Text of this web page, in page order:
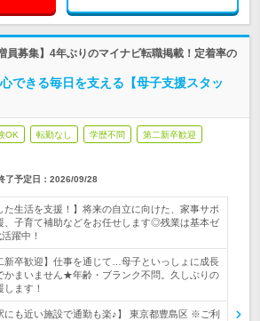
員募集】4年ぶりのマイナビ転職掲載！定着率の
できる毎日を支える【母子支援スタッ
OK 転勤なし 学歴不問 第二新卒歓迎
了予定日： 2026/09/28
た生活を支援！】将来の自立に向けた、家事サポ
、子育て補助などをお任せします◎残業は基本ゼ
躍中！
新卒歓迎】仕事を通じて…母子といっしょに成長
かまいません★年齢・ブランク不問。久しぶりの
ます！
にも近い施設で通勤も楽♪】 東京都豊島区 ※ご利